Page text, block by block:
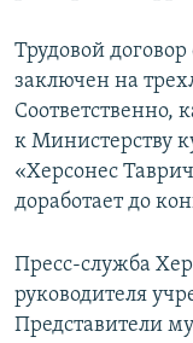
Трудовой договор
заключен на
Соответственно,
к Министерству
«Херсонес
доработает до
Пресс-служба
руководителя
Представители